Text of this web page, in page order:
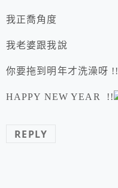
我正喬角度
我老婆跟我說
你要拖到明年才洗澡呀 !!
HAPPY NEW YEAR !!
REPLY